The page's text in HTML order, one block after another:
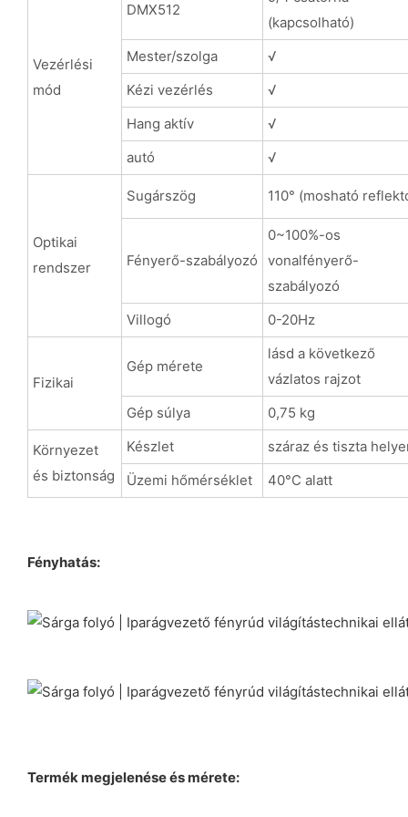
Vezérlési
mód
DMX512
(kapcsolható)
Mester/szolga
√
Kézi vezérlés
√
Hang aktív
√
autó
√
Optikai
rendszer
Sugárszög 110° (mosható
Fényerő-szabályozó
0~100%-os
vonalfényerő-
szabályozó
Villogó
0-20Hz
Fizikai
Gép mérete
lásd a következő
vázlatos rajzot
Gép súlya
0,75 kg
Környezet
és biztonság
Készlet
száraz és tiszta
Üzemi hőmérséklet
40°C alatt
Fényhatás:
Termék megjelenése és mérete: